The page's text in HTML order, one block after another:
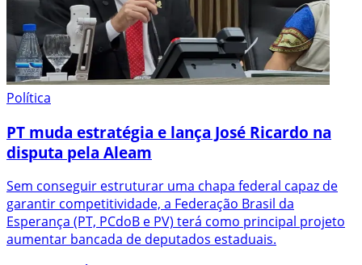
Política
PT muda estratégia e lança José Ricardo na
disputa pela Aleam
Sem conseguir estruturar uma chapa federal capaz de
garantir competitividade, a Federação Brasil da
Esperança (PT, PCdoB e PV) terá como principal projeto
aumentar bancada de deputados estaduais.